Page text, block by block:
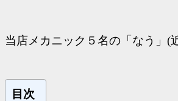
当店メカニック５名の「なう」(
目次